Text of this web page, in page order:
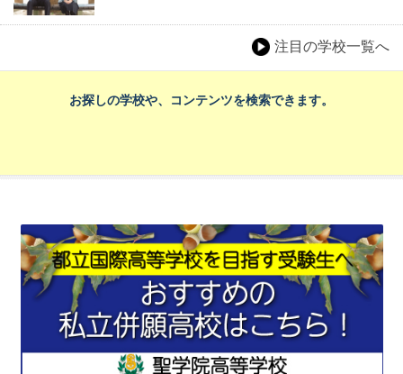
注目の学校一覧へ
お探しの学校や、コンテンツを検索できます。